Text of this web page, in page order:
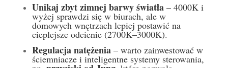
Unikaj zbyt zimnej barwy światła– 4000K i
wyżej sprawdzi się w biurach, ale w
domowych wnętrzach lepiej postawić na
cieplejsze odcienie (2700K–3000K).
Regulacja natężenia– warto zainwestować w
ściemniacze i inteligentne systemy sterowania,